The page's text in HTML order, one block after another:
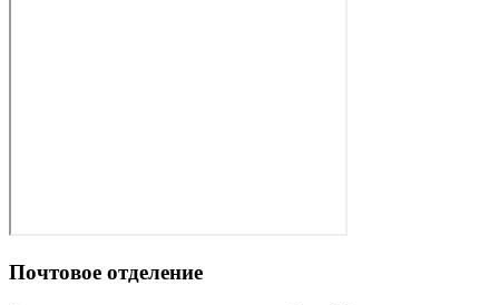
Почтовое отделение